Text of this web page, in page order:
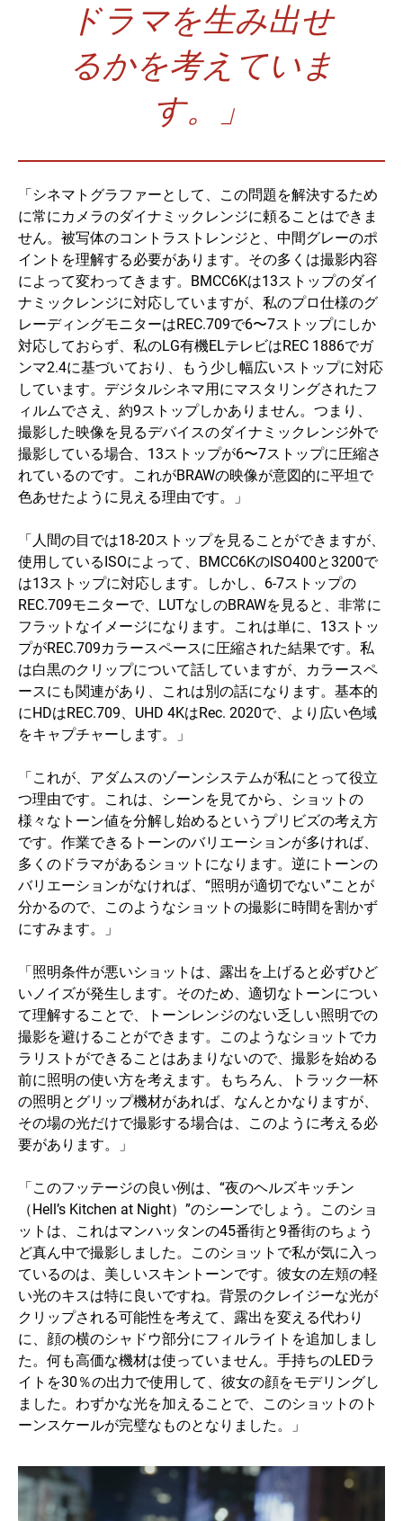
ドラマを生み出せ
るかを考えていま
す。」
「シネマトグラファーとして、この問題を解決するため
に常にカメラのダイナミックレンジに頼ることはできま
せん。被写体のコントラストレンジと、中間グレーのポ
イントを理解する必要があります。その多くは撮影内容
によって変わってきます。BMCC6Kは13ストップのダイ
ナミックレンジに対応していますが、私のプロ仕様のグ
レーディングモニターはREC.709で6〜7ストップにしか
対応しておらず、私のLG有機ELテレビはREC 1886でガ
ンマ2.4に基づいており、もう少し幅広いストップに対応
しています。デジタルシネマ用にマスタリングされたフ
ィルムでさえ、約9ストップしかありません。つまり、
撮影した映像を見るデバイスのダイナミックレンジ外で
撮影している場合、13ストップが6〜7ストップに圧縮さ
れているのです。これがBRAWの映像が意図的に平坦で
色あせたように見える理由です。」
「人間の目では18-20ストップを見ることができますが、
使用しているISOによって、BMCC6KのISO400と3200で
は13ストップに対応します。しかし、6-7ストップの
REC.709モニターで、LUTなしのBRAWを見ると、非常に
フラットなイメージになります。これは単に、13ストッ
プがREC.709カラースペースに圧縮された結果です。私
は白黒のクリップについて話していますが、カラースペ
ースにも関連があり、これは別の話になります。基本的
にHDはREC.709、UHD 4KはRec. 2020で、より広い色域
をキャプチャーします。」
「これが、アダムスのゾーンシステムが私にとって役立
つ理由です。これは、シーンを見てから、ショットの
様々なトーン値を分解し始めるというプリビズの考え方
です。作業できるトーンのバリエーションが多ければ、
多くのドラマがあるショットになります。逆にトーンの
バリエーションがなければ、“照明が適切でない”ことが
分かるので、このようなショットの撮影に時間を割かず
にすみます。」
「照明条件が悪いショットは、露出を上げると必ずひど
いノイズが発生します。そのため、適切なトーンについ
て理解することで、トーンレンジのない乏しい照明での
撮影を避けることができます。このようなショットでカ
ラリストができることはあまりないので、撮影を始める
前に照明の使い方を考えます。もちろん、トラック一杯
の照明とグリップ機材があれば、なんとかなりますが、
その場の光だけで撮影する場合は、このように考える必
要があります。」
「このフッテージの良い例は、“夜のヘルズキッチン
（Hell’s Kitchen at Night）”のシーンでしょう。このショ
ットは、これはマンハッタンの45番街と9番街のちょう
ど真ん中で撮影しました。このショットで私が気に入っ
ているのは、美しいスキントーンです。彼女の左頬の軽
い光のキスは特に良いですね。背景のクレイジーな光が
クリップされる可能性を考えて、露出を変える代わり
に、顔の横のシャドウ部分にフィルライトを追加しまし
た。何も高価な機材は使っていません。手持ちのLEDラ
イトを30％の出力で使用して、彼女の顔をモデリングし
ました。わずかな光を加えることで、このショットのト
ーンスケールが完璧なものとなりました。」